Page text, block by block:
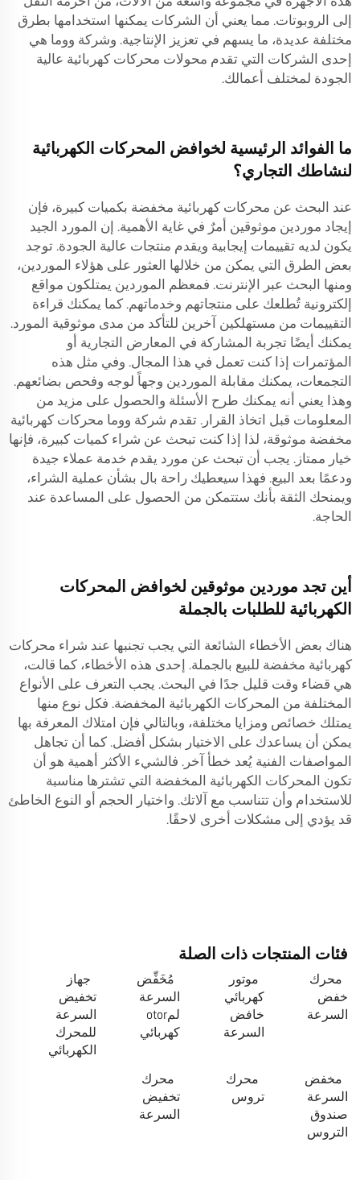
إلى الروبوتات. مما يعني أن الشركات يمكنها استخدامها بطرق
مختلفة عديدة، ما يسهم في تعزيز الإنتاجية. وشركة ووما هي
إحدى الشركات التي تقدم محولات محركات كهربائية عالية
الجودة لمختلف أعمالك.
ما الفوائد الرئيسية لخوافض المحركات الكهربائية
لنشاطك التجاري؟
عند البحث عن محركات كهربائية مخفضة بكميات كبيرة، فإن
إيجاد موردين موثوقين أمرٌ في غاية الأهمية. إن المورد الجيد
يكون لديه تقييمات إيجابية ويقدم منتجات عالية الجودة. توجد
بعض الطرق التي يمكن من خلالها العثور على هؤلاء الموردين،
ومنها البحث عبر الإنترنت. فمعظم الموردين يمتلكون مواقع
إلكترونية تُطلعك على منتجاتهم وخدماتهم. كما يمكنك قراءة
التقييمات من مستهلكين آخرين للتأكد من مدى موثوقية المورد.
يمكنك أيضًا تجربة المشاركة في المعارض التجارية أو
المؤتمرات إذا كنت تعمل في هذا المجال. وفي مثل هذه
التجمعات، يمكنك مقابلة الموردين وجهاً لوجه وفحص بضائعهم.
وهذا يعني أنه يمكنك طرح الأسئلة والحصول على مزيد من
المعلومات قبل اتخاذ القرار. تقدم شركة ووما محركات كهربائية
مخفضة موثوقة، لذا إذا كنت تبحث عن شراء كميات كبيرة، فإنها
خيار ممتاز. يجب أن تبحث عن مورد يقدم خدمة عملاء جيدة
ودعمًا بعد البيع. فهذا سيعطيك راحة بال بشأن عملية الشراء،
ويمنحك الثقة بأنك ستتمكن من الحصول على المساعدة عند
الحاجة.
أين تجد موردين موثوقين لخوافض المحركات
الكهربائية للطلبات بالجملة
هناك بعض الأخطاء الشائعة التي يجب تجنبها عند شراء محركات
كهربائية مخفضة للبيع بالجملة. إحدى هذه الأخطاء، كما قالت،
هي قضاء وقت قليل جدًا في البحث. يجب التعرف على الأنواع
المختلفة من المحركات الكهربائية المخفضة. فكل نوع منها
يمتلك خصائص ومزايا مختلفة، وبالتالي فإن امتلاك المعرفة بها
يمكن أن يساعدك على الاختيار بشكل أفضل. كما أن تجاهل
المواصفات الفنية يُعد خطأ آخر. فالشيء الأكثر أهمية هو أن
تكون المحركات الكهربائية المخفضة التي تشترها مناسبة
للاستخدام وأن تتناسب مع آلاتك. واختيار الحجم أو النوع الخاطئ
قد يؤدي إلى مشكلات أخرى لاحقًا.
فئات المنتجات ذات الصلة
محرك
خفض
السرعة
موتور
كهربائي
خافض
السرعة
مُخَفِّض
السرعة
لمotor
كهربائي
جهاز
تخفيض
السرعة
للمحرك
الكهربائي
مخفض
السرعة
صندوق
التروس
محرك
تروس
محرك
تخفيض
السرعة